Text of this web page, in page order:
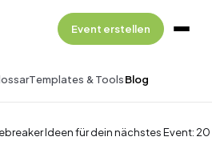
Event erstellen
Templates & ToolsBlog
Ideen für dein nächstes Event: 20